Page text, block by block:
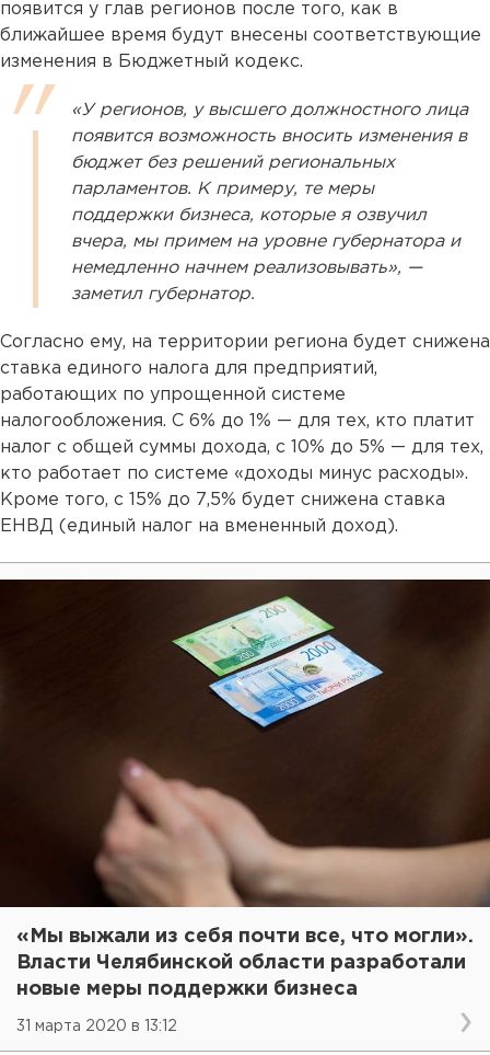
появится у глав регионов после того, как в
ближайшее время будут внесены соответствующие
изменения в Бюджетный кодекс.
«У регионов, у высшего должностного лица
появится возможность вносить изменения в
бюджет без решений региональных
парламентов. К примеру, те меры
поддержки бизнеса, которые я озвучил
вчера, мы примем на уровне губернатора и
немедленно начнем реализовывать», —
заметил губернатор.
Согласно ему, на территории региона будет снижена
ставка единого налога для предприятий,
работающих по упрощенной системе
налогообложения. С 6% до 1% — для тех, кто платит
налог с общей суммы дохода, с 10% до 5% — для тех,
кто работает по системе «доходы минус расходы».
Кроме того, с 15% до 7,5% будет снижена ставка
ЕНВД (единый налог на вмененный доход).
«Мы выжали из себя почти все, что могли».
Власти Челябинской области разработали
новые меры поддержки бизнеса
31 марта 2020 в 13:12